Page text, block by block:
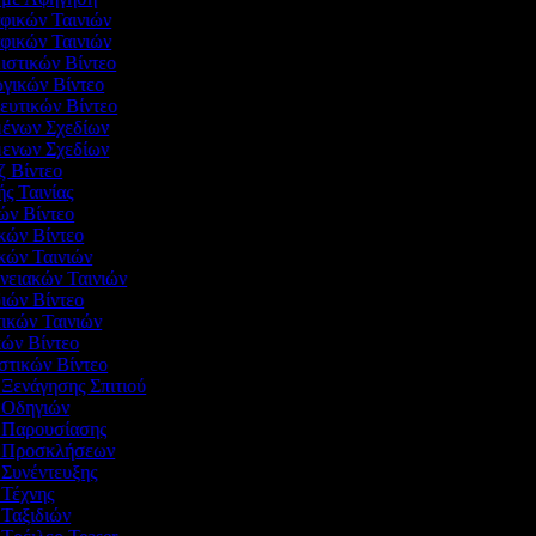
Ταινιών
Ταινιών
Βίντεο
Βίντεο
Βίντεο
Σχεδίων
Σχεδίων
Βίντεο
Ταινίας
Βίντεο
Βίντεο
Ταινιών
Ταινιών
Βίντεο
Ταινιών
Βίντεο
Βίντεο
Σπιτιού
Οδηγιών
Παρουσίασης
Προσκλήσεων